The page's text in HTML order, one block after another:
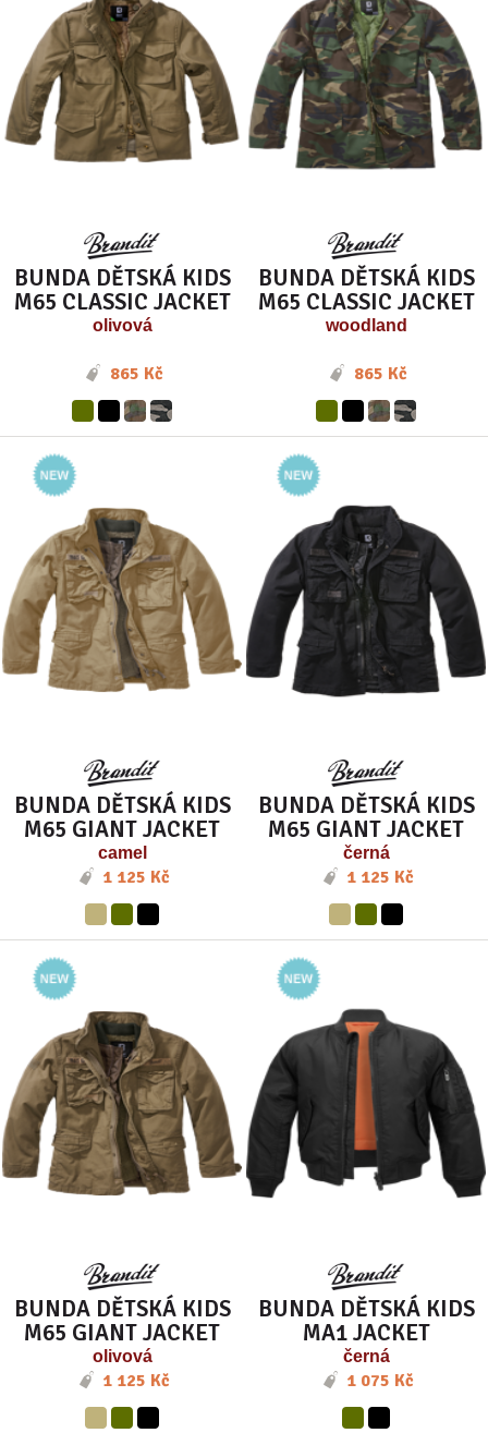
BUNDA DĚTSKÁ KIDS
M65 CLASSIC JACKET
olivová
865 Kč
BUNDA DĚTSKÁ KIDS
M65 CLASSIC JACKET
woodland
865 Kč
BUNDA DĚTSKÁ KIDS
M65 GIANT JACKET
camel
1 125 Kč
BUNDA DĚTSKÁ KIDS
M65 GIANT JACKET
černá
1 125 Kč
BUNDA DĚTSKÁ KIDS
M65 GIANT JACKET
olivová
1 125 Kč
BUNDA DĚTSKÁ KIDS
MA1 JACKET
černá
1 075 Kč